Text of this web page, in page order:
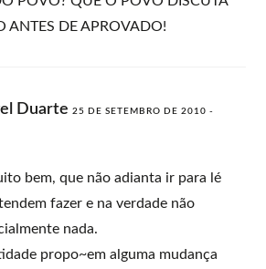
ANTES DE APROVADO!
Duarte25 DE SETEMBRO DE 2010 -
bem, que não adianta ir para lé
fazer e na verdade não
nada.
propo~em alguma mudança